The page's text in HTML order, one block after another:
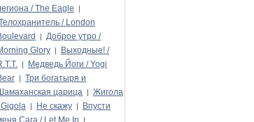
/ The Eagle
|
/ London
| Доброе утро /
Glory |
Выходные! /
|
Медведь Йоги / Yogi
| Три богатыря и
царица | Жигола
| Не скажу |
Впусти
Сага / Let Me In
|